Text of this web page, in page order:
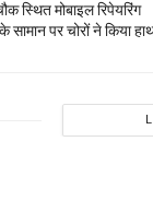
स्थित मोबाइल रिपेयरिंग
पर चोरों ने किया